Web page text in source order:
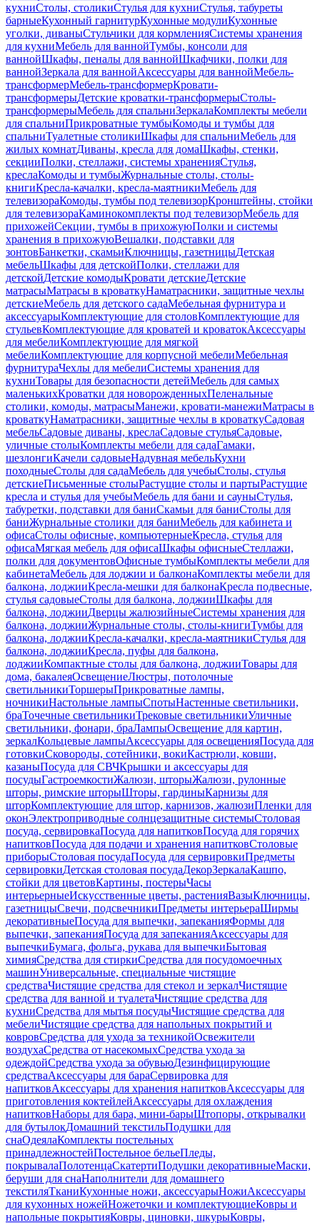
кухниСтолы, столикиСтулья для кухниСтулья, табуреты
барныеКухонный гарнитурКухонные модулиКухонные
уголки, диваныСтульчики для кормленияСистемы хранения
для кухниМебель для ваннойТумбы, консоли для
ваннойШкафы, пеналы для ваннойШкафчики, полки для
ваннойЗеркала для ваннойАксессуары для ваннойМебель-
трансформерМебель-трансформерКровати-
трансформерыДетские кроватки-трансформерыСтолы-
трансформерыМебель для спальниЗеркалаКомплекты мебели
для спальниПрикроватные тумбыКомоды и тумбы для
спальниТуалетные столикиШкафы для спальниМебель для
жилых комнатДиваны, кресла для домаШкафы, стенки,
секцииПолки, стеллажи, системы храненияСтулья,
креслаКомоды и тумбыЖурнальные столы, столы-
книгиКресла-качалки, кресла-маятникиМебель для
телевизораКомоды, тумбы под телевизорКронштейны, стойки
для телевизораКаминокомплекты под телевизорМебель для
прихожейСекции, тумбы в прихожуюПолки и системы
хранения в прихожуюВешалки, подставки для
зонтовБанкетки, скамьиКлючницы, газетницыДетская
мебельШкафы для детскойПолки, стеллажи для
детскойДетские комодыКровати детскиеДетские
матрасыМатрасы в кроваткуНаматрасники, защитные чехлы
детскиеМебель для детского садаМебельная фурнитура и
аксессуарыКомплектующие для столовКомплектующие для
стульевКомплектующие для кроватей и кроватокАксессуары
для мебелиКомплектующие для мягкой
мебелиКомплектующие для корпусной мебелиМебельная
фурнитураЧехлы для мебелиСистемы хранения для
кухниТовары для безопасности детейМебель для самых
маленькихКроватки для новорожденныхПеленальные
столики, комоды, матрасыМанежи, кровати-манежиМатрасы в
кроваткуНаматрасники, защитные чехлы в кроваткуСадовая
мебельСадовые диваны, креслаСадовые стульяСадовые,
уличные столыКомплекты мебели для садаГамаки,
шезлонгиКачели садовыеНадувная мебельКухни
походныеСтолы для садаМебель для учебыСтолы, стулья
детскиеПисьменные столыРастущие столы и партыРастущие
кресла и стулья для учебыМебель для бани и сауныСтулья,
табуретки, подставки для баниСкамьи для баниСтолы для
баниЖурнальные столики для баниМебель для кабинета и
офисаСтолы офисные, компьютерныеКресла, стулья для
офисаМягкая мебель для офисаШкафы офисныеСтеллажи,
полки для документовОфисные тумбыКомплекты мебели для
кабинетаМебель для лоджии и балконаКомплекты мебели для
балкона, лоджииКресла-мешки для балконаКресла подвесные,
стулья садовыеСтолы для балкона, лоджииШкафы для
балкона, лоджииДверцы жалюзийныеСистемы хранения для
балкона, лоджииЖурнальные столы, столы-книгиТумбы для
балкона, лоджииКресла-качалки, кресла-маятникиСтулья для
балкона, лоджииКресла, пуфы для балкона,
лоджииКомпактные столы для балкона, лоджииТовары для
дома, бакалеяОсвещениеЛюстры, потолочные
светильникиТоршерыПрикроватные лампы,
ночникиНастольные лампыСпотыНастенные светильники,
браТочечные светильникиТрековые светильникиУличные
светильники, фонари, браЛампыОсвещение для картин,
зеркалКольцевые лампыАксессуары для освещенияПосуда для
готовкиСковороды, сотейники, вокиКастрюли, ковши,
казаныПосуда для СВЧКрышки и аксессуары для
посудыГастроемкостиЖалюзи, шторыЖалюзи, рулонные
шторы, римские шторыШторы, гардиныКарнизы для
шторКомплектующие для штор, карнизов, жалюзиПленки для
оконЭлектроприводные солнцезащитные системыСтоловая
посуда, сервировкаПосуда для напитковПосуда для горячих
напитковПосуда для подачи и хранения напитковСтоловые
приборыСтоловая посудаПосуда для сервировкиПредметы
сервировкиДетская столовая посудаДекорЗеркалаКашпо,
стойки для цветовКартины, постерыЧасы
интерьерныеИскусственные цветы, растенияВазыКлючницы,
газетницыСвечи, подсвечникиПредметы интерьераШирмы
декоративныеПосуда для выпечки, запеканияФормы для
выпечки, запеканияПосуда для запеканияАксессуары для
выпечкиБумага, фольга, рукава для выпечкиБытовая
химияСредства для стиркиСредства для посудомоечных
машинУниверсальные, специальные чистящие
средстваЧистящие средства для стекол и зеркалЧистящие
средства для ванной и туалетаЧистящие средства для
кухниСредства для мытья посудыЧистящие средства для
мебелиЧистящие средства для напольных покрытий и
ковровСредства для ухода за техникойОсвежители
воздухаСредства от насекомыхСредства ухода за
одеждойСредства ухода за обувьюДезинфицирующие
средстваАксессуары для бараСервировка для
напитковАксессуары для хранения напитковАксессуары для
приготовления коктейлейАксессуары для охлаждения
напитковНаборы для бара, мини-барыШтопоры, открывалки
для бутылокДомашний текстильПодушки для
снаОдеялаКомплекты постельных
принадлежностейПостельное бельеПледы,
покрывалаПолотенцаСкатертиПодушки декоративныеМаски,
беруши для снаНаполнители для домашнего
текстиляТканиКухонные ножи, аксессуарыНожиАксессуары
для кухонных ножейНожеточки и комплектующиеКовры и
напольные покрытияКовры, циновки, шкурыКовры,